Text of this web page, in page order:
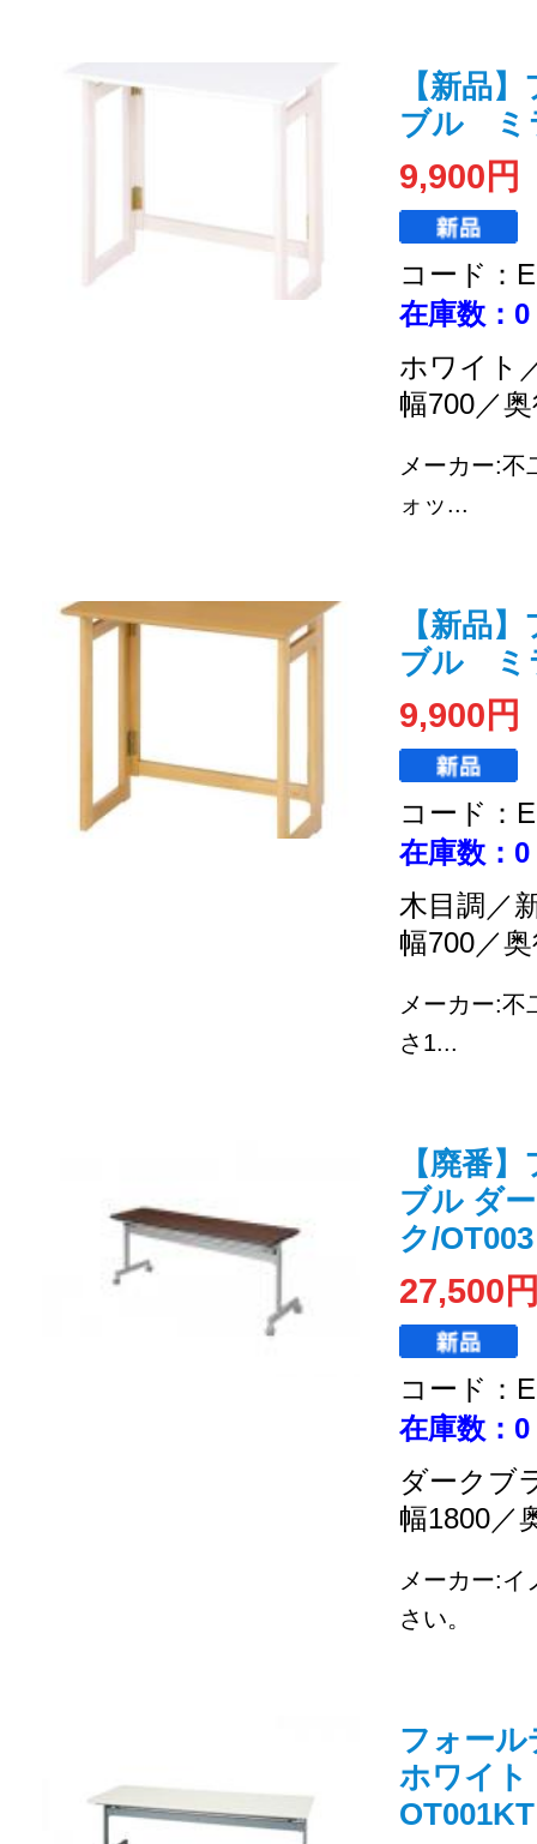
【新品
ブル ミ
9,900円
コード：
在庫数：0
ホワイト
幅700／
メーカー:不
ォッ...
【新品
ブル ミ
9,900円
コード：
在庫数：0
木目調／
幅700／
メーカー:不
さ1...
【廃番
ブル ダ
ク/OT003
27,500
コード：
在庫数：0
ダークブ
幅1800／
メーカー:イ
さい。
フォー
ホワイト
OT001KT